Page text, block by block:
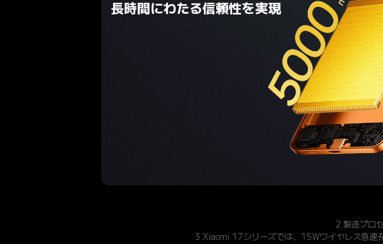
長時間にわたる信頼性を実現
2.製造プロ
3.Xiaomi 17シリーズでは、15Wワイヤレス急速